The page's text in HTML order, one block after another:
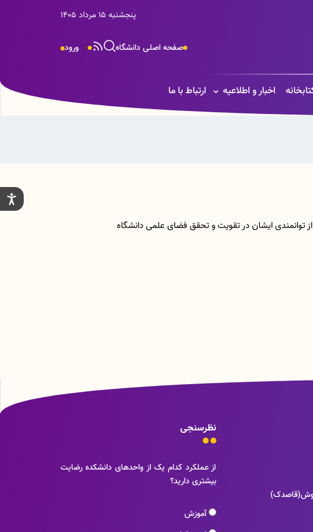
پنجشنبه 15 مرداد 1405
ورود صفحه اصلی دانشگاه
اخبار و اطلاعیه ارتباط با ما
توانمندی ایشان در تقویت و تحقق فضای علمی دانشگاه
نظرسنجی
از عملکرد کدام یک از واحدهای دانشکده رضایت
بیشتری دارید؟
آموزش